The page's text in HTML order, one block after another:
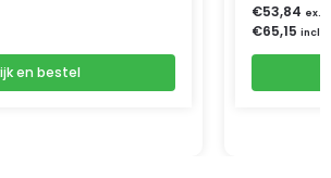
en bestel
€53,84 ex.
€65,15 incl.